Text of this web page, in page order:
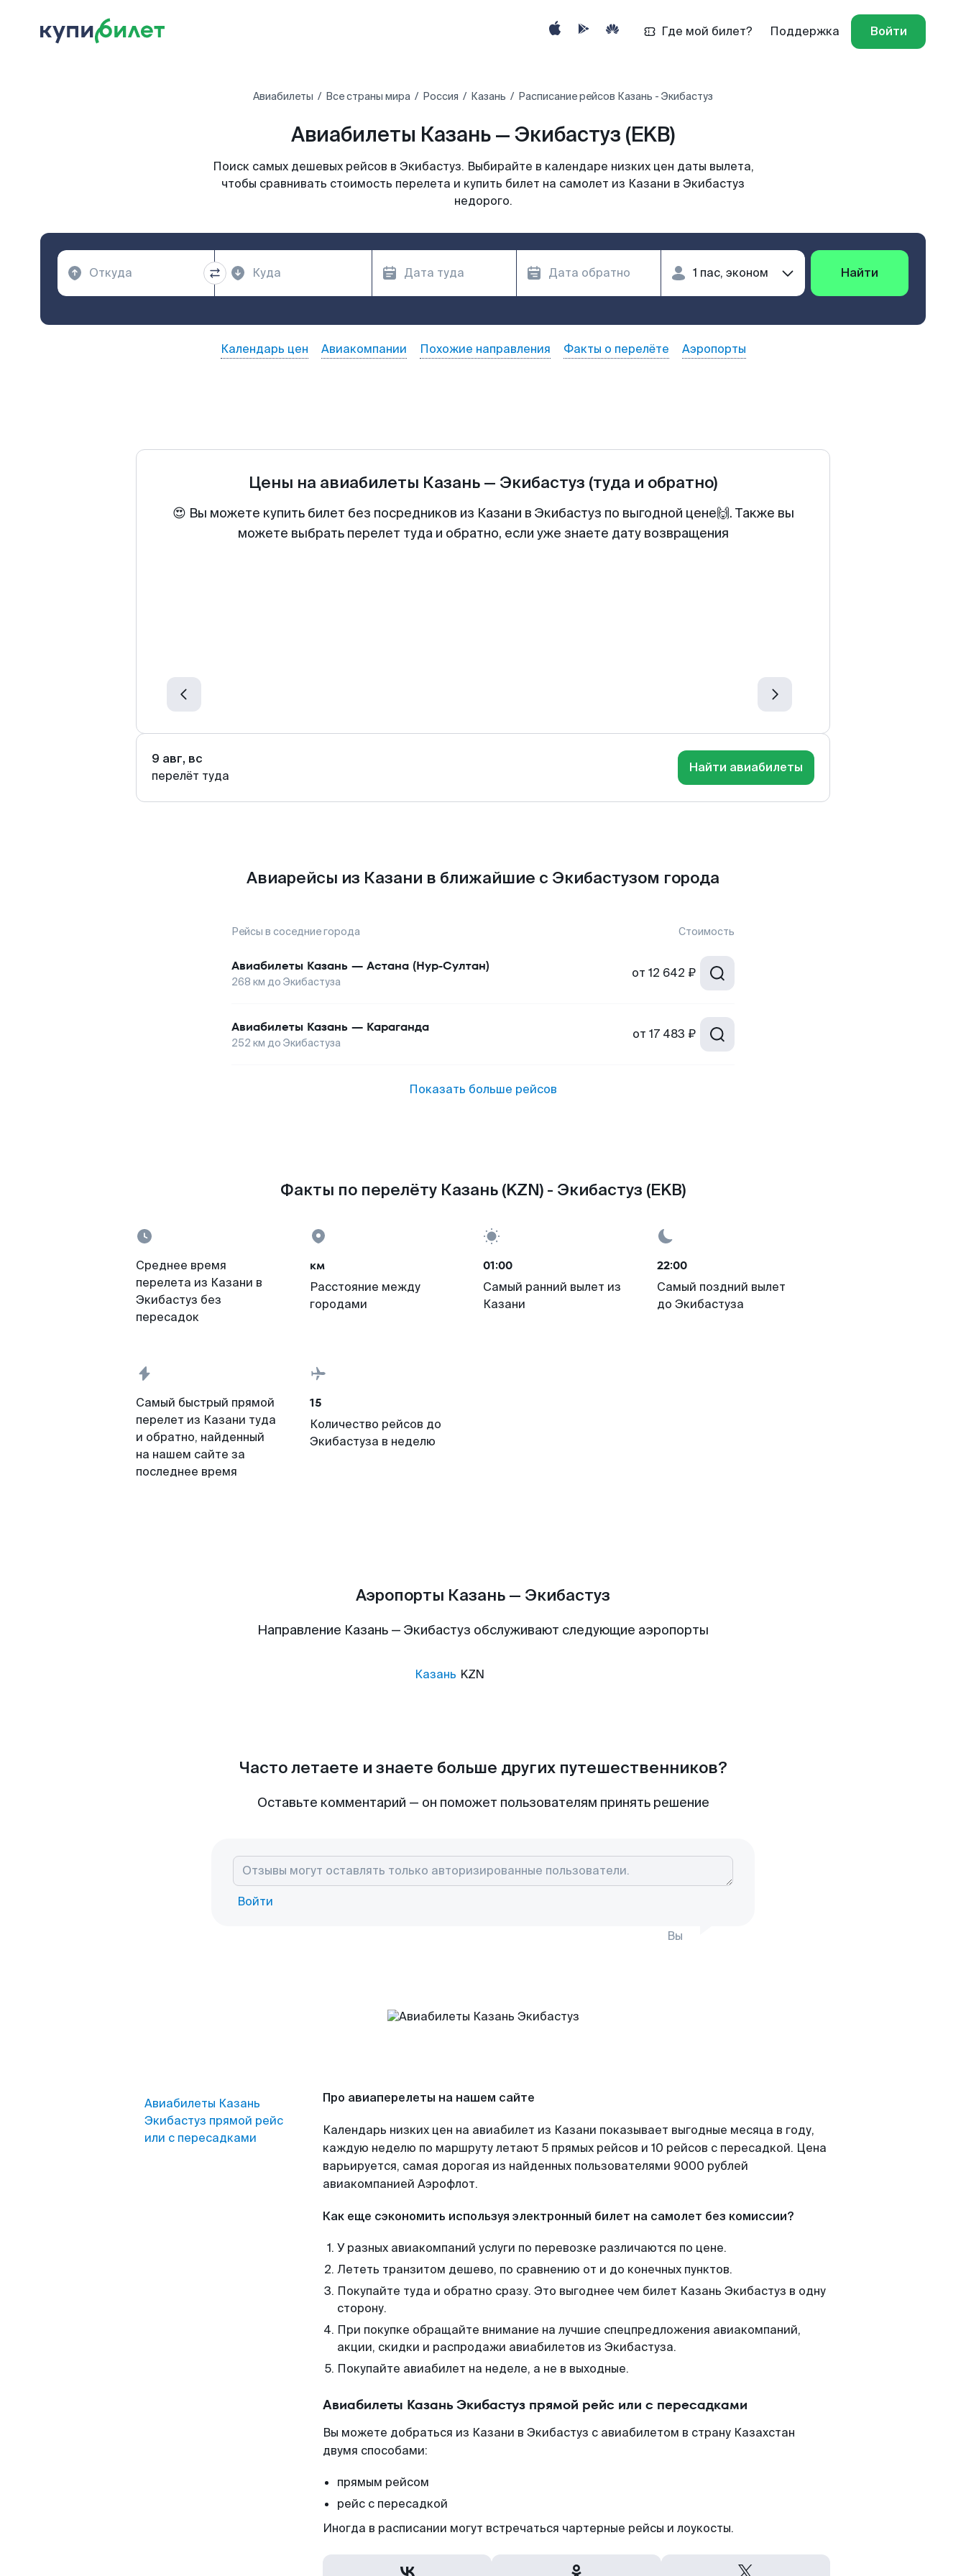
Где мой билет? Поддержка Войти
Авиабилеты Все страны мира Россия Казань Расписание рейсов Казань - Экибастуз
Авиабилеты Казань — Экибастуз (EKB)
Поиск самых дешевых рейсов в Экибастуз. Выбирайте в календаре низких цен даты вылета,
чтобы сравнивать стоимость перелета и купить билет на самолет из Казани в Экибастуз
недорого.
Найти
Календарь цен Авиакомпании Похожие направления Факты о перелёте Аэропорты
Цены на авиабилеты Казань — Экибастуз (туда и обратно)
😍 Вы можете купить билет без посредников из Казани в Экибастуз по выгодной цене🙌. Также вы
можете выбрать перелет туда и обратно, если уже знаете дату возвращения
9 авг, вс
перелёт туда
Найти авиабилеты
Авиарейсы из Казани в ближайшие с Экибастузом города
Рейсы в соседние города Стоимость
Авиабилеты Казань — Астана (Нур-Султан)
268 км до Экибастуза
от 12 642 ₽
Авиабилеты Казань — Караганда
252 км до Экибастуза
от 17 483 ₽
Показать больше рейсов
Факты по перелёту Казань (KZN) - Экибастуз (EKB)
Среднее время
перелета из Казани в
Экибастуз без
пересадок
км
Расстояние между
городами
01:00
Самый ранний вылет из
Казани
22:00
Самый поздний вылет
до Экибастуза
Самый быстрый прямой
перелет из Казани туда
и обратно, найденный
на нашем сайте за
последнее время
15
Количество рейсов до
Экибастуза в неделю
Аэропорты Казань — Экибастуз
Направление Казань — Экибастуз обслуживают следующие аэропорты
Казань KZN
Часто летаете и знаете больше других путешественников?
Оставьте комментарий — он поможет пользователям принять решение
Войти
Вы
Авиабилеты Казань
Экибастуз прямой рейс
или с пересадками
Про авиаперелеты на нашем сайте
Календарь низких цен на авиабилет из Казани показывает выгодные месяца в году,
каждую неделю по маршруту летают 5 прямых рейсов и 10 рейсов с пересадкой. Цена
варьируется, самая дорогая из найденных пользователями 9000 рублей
авиакомпанией Аэрофлот.
Как еще сэкономить используя электронный билет на самолет без комиссии?
У разных авиакомпаний услуги по перевозке различаются по цене.
Лететь транзитом дешево, по сравнению от и до конечных пунктов.
Покупайте туда и обратно сразу. Это выгоднее чем билет Казань Экибастуз в одну
сторону.
При покупке обращайте внимание на лучшие спецпредложения авиакомпаний,
акции, скидки и распродажи авиабилетов из Экибастуза.
Покупайте авиабилет на неделе, а не в выходные.
Авиабилеты Казань Экибастуз прямой рейс или с пересадками
Вы можете добраться из Казани в Экибастуз с авиабилетом в страну Казахстан
двумя способами:
прямым рейсом
рейс с пересадкой
Иногда в расписании могут встречаться чартерные рейсы и лоукосты.